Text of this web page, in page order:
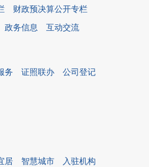
财政预决算公开专栏
政务信息 互动交流
务 证照联办
公司登记
居 智慧城市 入驻机构